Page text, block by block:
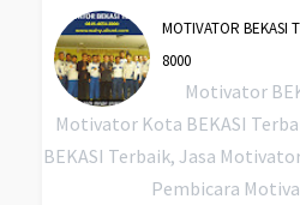
MOTIVATOR BEKASI
8000
Motivator
Motivator Kota BEKASI
BEKASI Terbaik, Jasa
Pembicara